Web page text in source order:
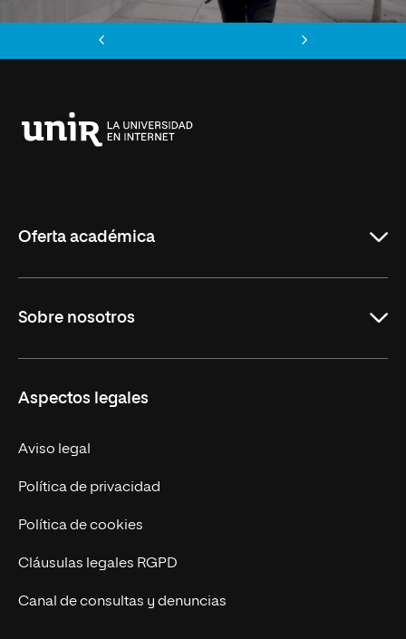
Oferta académica
Maestrías
Sobre nosotros
Trabaja en UNIR
Actualidad UNIR
Contáctanos
Aspectos legales
Aviso legal
Política de privacidad
Política de cookies
Cláusulas legales RGPD
Canal de consultas y denuncias